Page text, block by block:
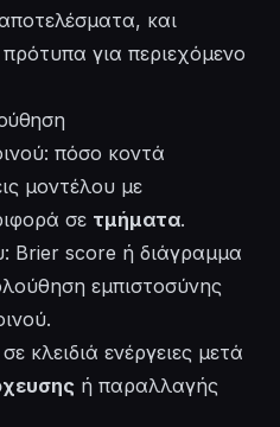
και
για περιεχόμενο
πόσο κοντά
μοντέλου με
σε τμήματα.
Brier score ή διάγραμμα
εμπιστοσύνης
κλειδιά ενέργειες μετά
ή παραλλαγής